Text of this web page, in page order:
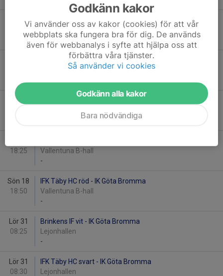
Sön 18
SDE HF svart - IK Göta Bromma
Lejonhallen
-
IFK Täby HC svart - IK Göta Bromma
Lejonhallen
Sön 18
18:25
Vallentuna B-hall
-
Sön 18
18:50
IFK Täby HC röd - IK Göta Bromma
Vallentuna B-hall
-
Lör 31
08:25
Brinkens IF vit - IK Göta Bromma
Lejonhallen
-
Lör 31
08:30
IFK Täby HC svart - IK Göta Bromma
Lejonhallen
Godkänn kakor
Vi använder oss av kakor (cookies) för att vår
webbplats ska fungera bra för dig. De används
även för webbanalys i syfte att hjälpa oss att
förbättra våra tjänster.
Så använder vi cookies
Godkänn alla kakor
Bara nödvändiga